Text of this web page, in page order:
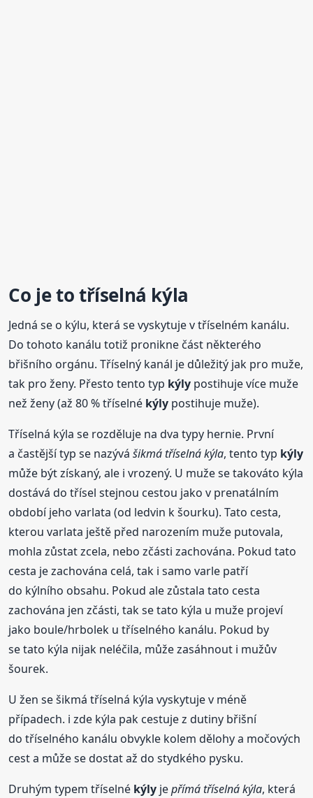
Co je to tříselná kýla
Jedná se o kýlu, která se vyskytuje v tříselném kanálu.
Do tohoto kanálu totiž pronikne část některého
břišního orgánu. Tříselný kanál je důležitý jak pro muže,
tak pro ženy. Přesto tento typ kýly postihuje více muže
než ženy (až 80 % tříselné kýly postihuje muže).
Tříselná kýla se rozděluje na dva typy hernie. První
a častější typ se nazývášikmá tříselná kýla, tento typ kýly
může být získaný, ale i vrozený. U muže se takováto kýla
dostává do třísel stejnou cestou jako v prenatálním
období jeho varlata (od ledvin k šourku). Tato cesta,
kterou varlata ještě před narozením muže putovala,
mohla zůstat zcela, nebo zčásti zachována. Pokud tato
cesta je zachována celá, tak i samo varle patří
do kýlního obsahu. Pokud ale zůstala tato cesta
zachována jen zčásti, tak se tato kýla u muže projeví
jako boule/hrbolek u tříselného kanálu. Pokud by
se tato kýla nijak neléčila, může zasáhnout i mužův
šourek.
U žen se šikmá tříselná kýla vyskytuje v méně
případech. i zde kýla pak cestuje z dutiny břišní
do tříselného kanálu obvykle kolem dělohy a močových
cest a může se dostat až do stydkého pysku.
Druhým typem tříselné kýly jepřímá tříselná kýla, která